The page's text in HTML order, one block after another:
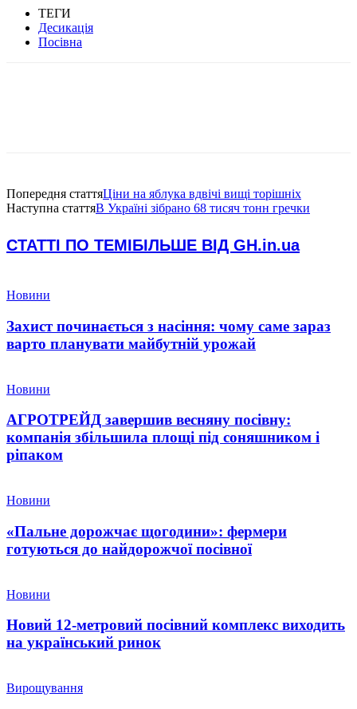
ТЕГИ
Десикація
Посівна
Попередня статтяЦіни на яблука вдвічі вищі торішніх
Наступна статтяВ Україні зібрано 68 тисяч тонн гречки
СТАТТІ ПО ТЕМІБІЛЬШЕ ВІД GH.in.ua
Новини
Захист починається з насіння: чому саме зараз
варто планувати майбутній урожай
Новини
АГРОТРЕЙД завершив весняну посівну:
компанія збільшила площі під соняшником і
ріпаком
Новини
«Пальне дорожчає щогодини»: фермери
готуються до найдорожчої посівної
Новини
Новий 12-метровий посівний комплекс виходить
на український ринок
Вирощування